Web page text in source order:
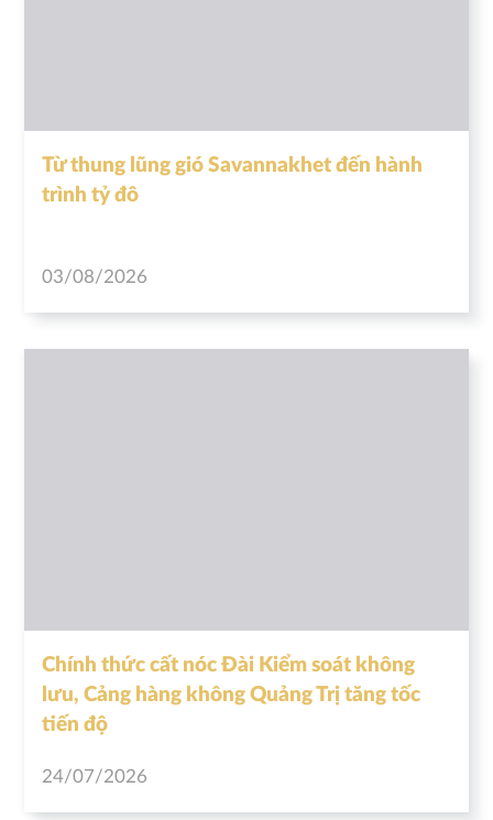
Từ thung lũng gió Savannakhet đến hành
trình tỷ đô
03/08/2026
Chính thức cất nóc Đài Kiểm soát không
lưu, Cảng hàng không Quảng Trị tăng tốc
tiến độ
24/07/2026